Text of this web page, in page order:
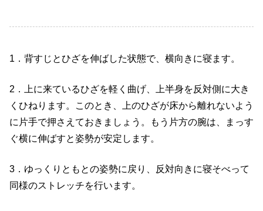
1 ．背すじとひざを伸ばした状態で、横向きに寝ます。
2 ．上に来ているひざを軽く曲げ、上半身を反対側に大き
くひねります。このとき、上のひざが床から離れないよう
に片手で押さえておきましょう。もう片方の腕は、まっす
ぐ横に伸ばすと姿勢が安定します。
3 ．ゆっくりともとの姿勢に戻り、反対向きに寝そべって
同様のストレッチを行います。